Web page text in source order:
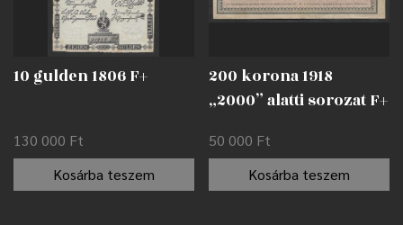
10 gulden 1806 F+
130 000 Ft
Kosárba teszem
200 korona 1918
„2000” alatti sorozat F+
50 000 Ft
Kosárba teszem